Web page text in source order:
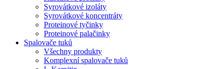
Syrovátkové izoláty
Syrovátkové koncentráty
Proteinové tyčinky
Proteinové palačinky
Spalovače tuků
Všechny produkty
Komplexní spalovače tuků